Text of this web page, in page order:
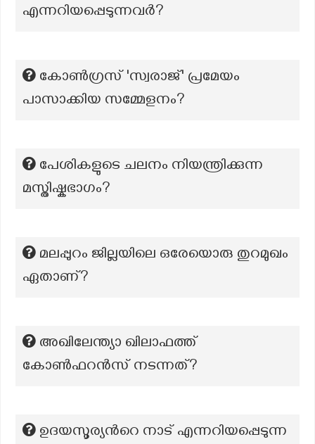
എന്നറിയപ്പെടുന്നവര്‍?
കോൺഗ്രസ് 'സ്വരാജ്' പ്രമേയം
പാസാക്കിയ സമ്മേളനം?
പേശികളുടെ ചലനം നിയന്ത്രിക്കുന്ന
മസ്തിഷ്കഭാഗം?
മലപ്പുറം ജില്ലയിലെ ഒരേയൊരു തുറമുഖം
ഏതാണ്?
അഖിലേന്ത്യാ ഖിലാഫത്ത്
കോൺഫറൻസ് നടന്നത്?
ഉദയസൂര്യന്‍റെ നാട് എന്നറിയപ്പെടുന്ന